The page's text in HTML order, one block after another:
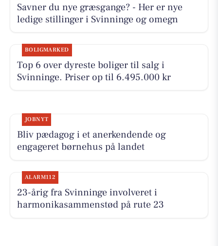
Savner du nye græsgange? - Her er nye
ledige stillinger i Svinninge og omegn
BOLIGMARKED
Top 6 over dyreste boliger til salg i
Svinninge. Priser op til 6.495.000 kr
JOBNYT
Bliv pædagog i et anerkendende og
engageret børnehus på landet
ALARM112
23-årig fra Svinninge involveret i
harmonikasammenstød på rute 23